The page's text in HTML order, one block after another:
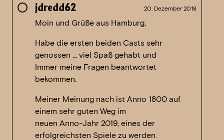
jdredd62 20. Dezember 2018
Moin und Grüße aus Hamburg,
Habe die ersten beiden Casts sehr
genossen … viel Spaß gehabt und
Immer meine Fragen beantwortet
bekommen.
Meiner Meinung nach ist Anno 1800 auf
einem sehr guten Weg im
neuen Anno-Jahr 2019, eines der
erfolgreichsten Spiele zu werden.